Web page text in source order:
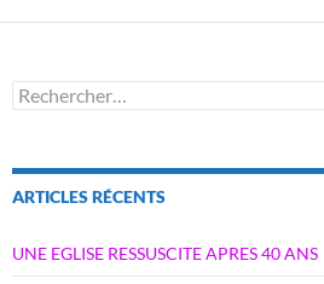
Rechercher :
ARTICLES RÉCENTS
UNE EGLISE RESSUSCITE APRES 40 ANS